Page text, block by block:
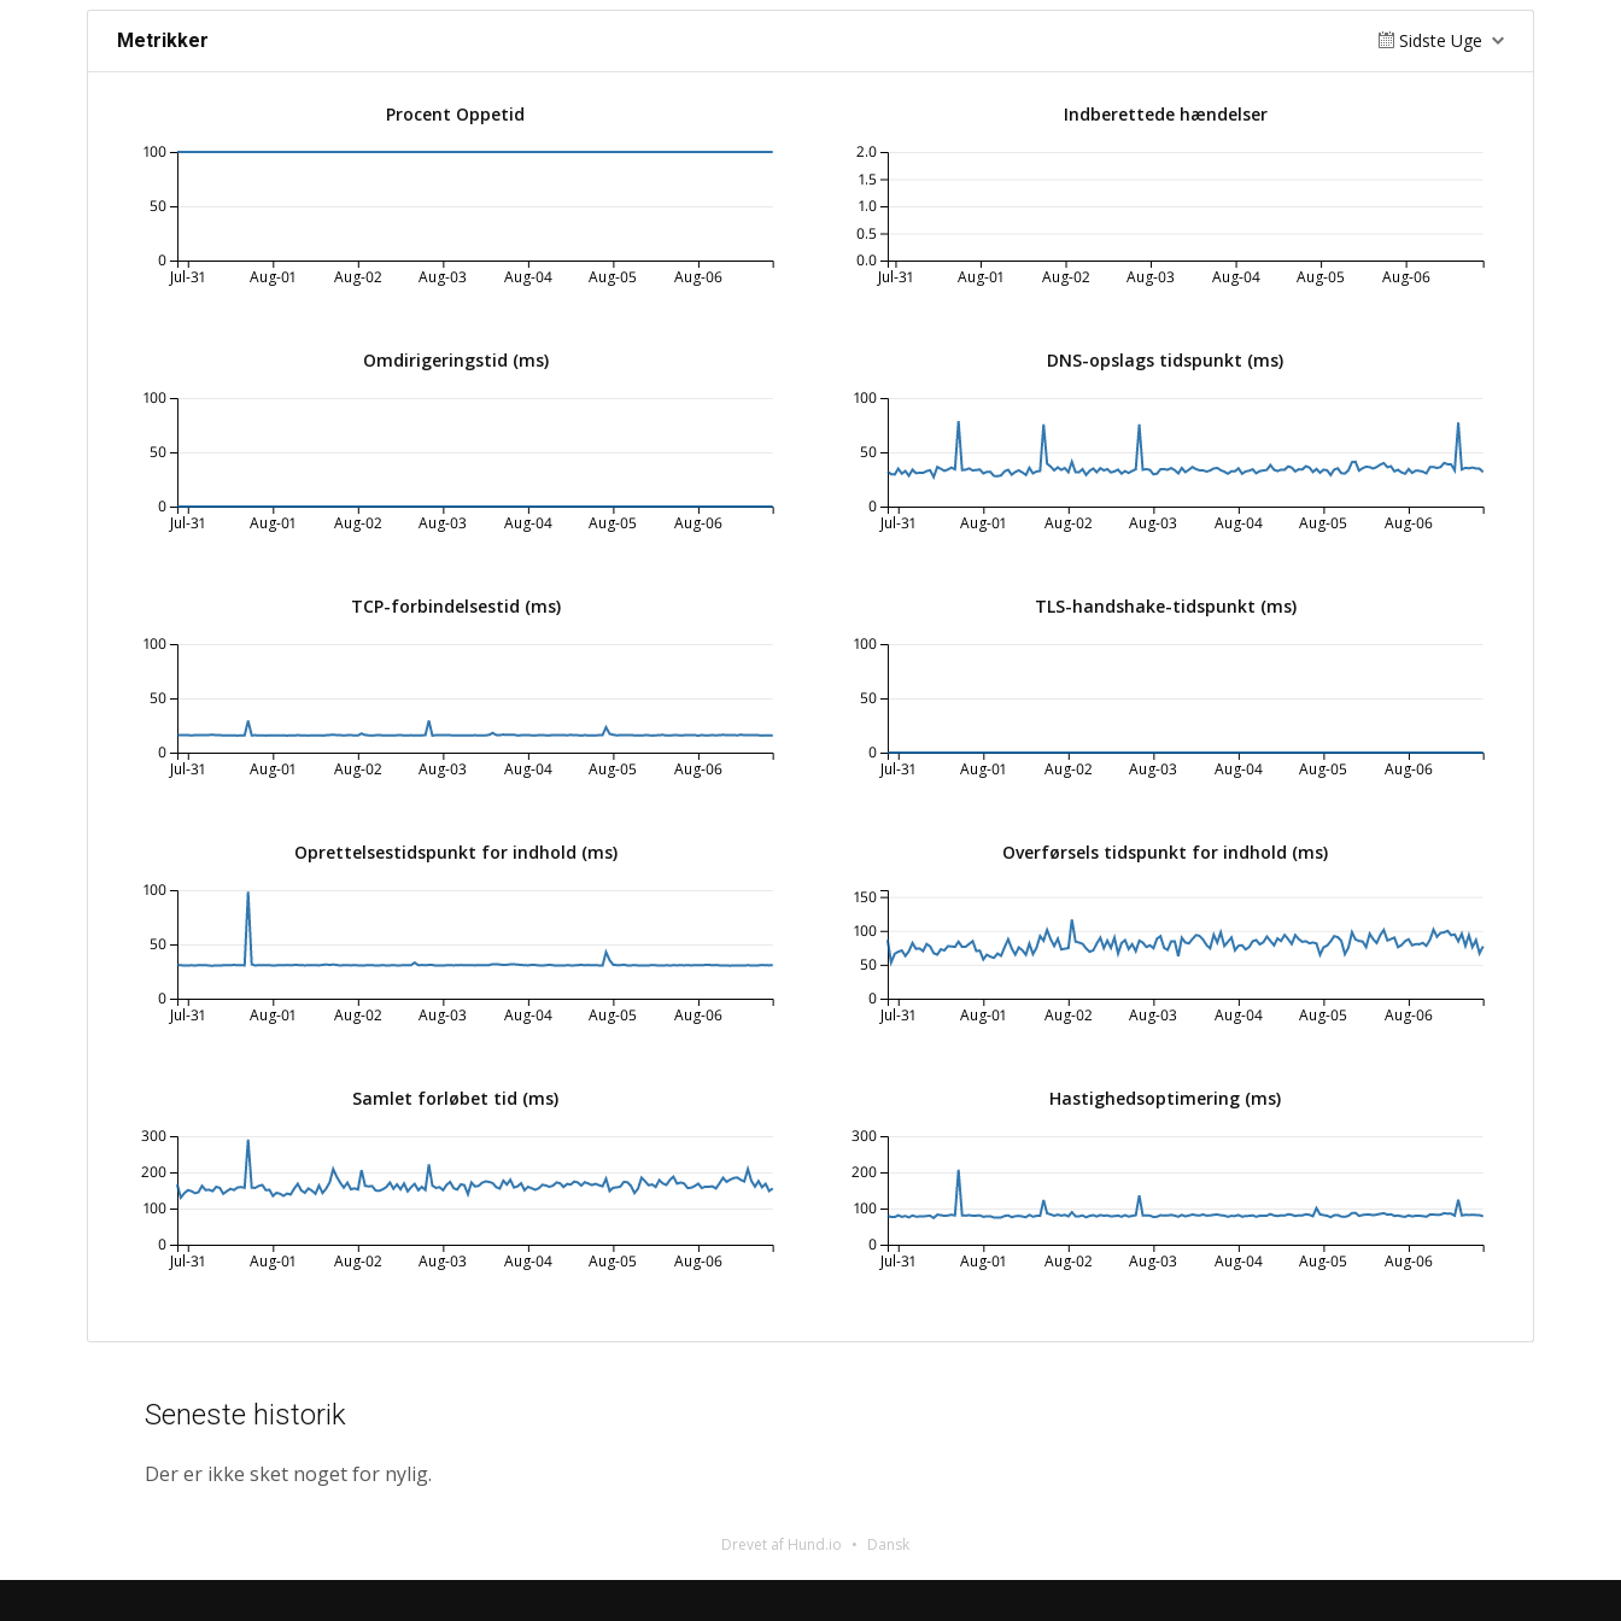
Metrikker Sidste Uge
Procent Oppetid
Jul-31 Aug-01 Aug-02 Aug-03 Aug-04 Aug-05 Aug-06
0
50
100
Indberettede hændelser
Jul-31 Aug-01 Aug-02 Aug-03 Aug-04 Aug-05 Aug-06
0.0
0.5
1.0
1.5
2.0
Omdirigeringstid (ms)
Jul-31 Aug-01 Aug-02 Aug-03 Aug-04 Aug-05 Aug-06
0
50
100
DNS-opslags tidspunkt (ms)
Jul-31 Aug-01 Aug-02 Aug-03 Aug-04 Aug-05 Aug-06
0
50
100
TCP-forbindelsestid (ms)
Jul-31 Aug-01 Aug-02 Aug-03 Aug-04 Aug-05 Aug-06
0
50
100
TLS-handshake-tidspunkt (ms)
Jul-31 Aug-01 Aug-02 Aug-03 Aug-04 Aug-05 Aug-06
0
50
100
Oprettelsestidspunkt for indhold (ms)
Jul-31 Aug-01 Aug-02 Aug-03 Aug-04 Aug-05 Aug-06
0
50
100
Overførsels tidspunkt for indhold (ms)
Jul-31 Aug-01 Aug-02 Aug-03 Aug-04 Aug-05 Aug-06
0
50
100
150
Samlet forløbet tid (ms)
Jul-31 Aug-01 Aug-02 Aug-03 Aug-04 Aug-05 Aug-06
0
100
200
300
Hastighedsoptimering (ms)
Jul-31 Aug-01 Aug-02 Aug-03 Aug-04 Aug-05 Aug-06
0
100
200
300
Seneste historik
Der er ikke sket noget for nylig.
Drevet af Hund.io Dansk